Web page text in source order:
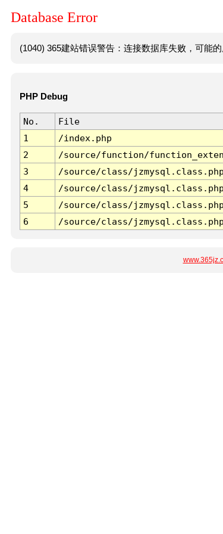
Database Error
(1040) 365建站错误警告：连接数据库失败，可能
PHP Debug
No. File
1
/index.php
2
/source/function/
3
/source/class/jzmysql.class.php
4
/source/class/jzmysql.class.php
5
/source/class/jzmysql.class.php
6
/source/class/jzmysql.class.php